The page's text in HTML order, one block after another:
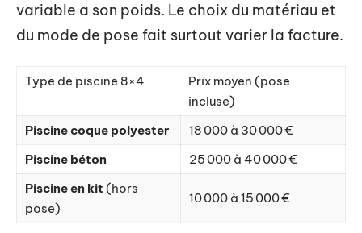
variable a son poids. Le choix du matériau et
du mode de pose fait surtout varier la facture.
Type de piscine 8×4
Prix moyen (pose
incluse)
Piscine coque polyester
18 000 à 30 000 €
Piscine béton
25 000 à 40 000 €
Piscine en kit (hors
pose)
10 000 à 15 000 €